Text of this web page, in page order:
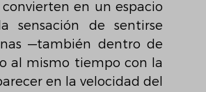
en un espacio
sensación de sentirse
—también dentro de
al mismo tiempo con la
en la velocidad del